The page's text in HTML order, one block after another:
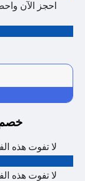
خصم يصل
لا تفوت هذه الفرصة!
لا تفوت هذه الفرصة!